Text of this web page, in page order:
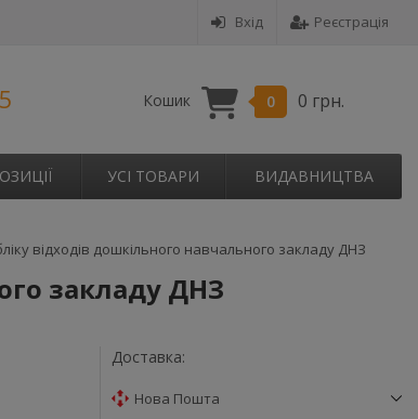
Вхід Реєстрація
Кошик 0 0 грн.
УСІ ТОВАРИ ВИДАВНИЦТВА
відходів дошкільного навчального закладу ДНЗ
закладу ДНЗ
Доставка:
Нова Пошта